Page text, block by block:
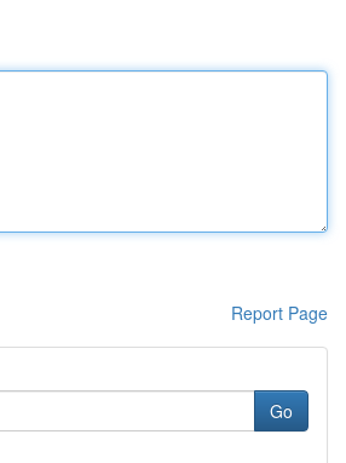
Report Page
Go